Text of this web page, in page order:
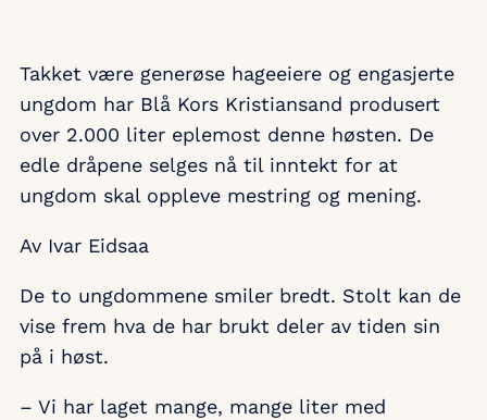
Takket være generøse hageeiere og engasjerte
ungdom har Blå Kors Kristiansand produsert
over 2.000 liter eplemost denne høsten. De
edle dråpene selges nå til inntekt for at
ungdom skal oppleve mestring og mening.
Av Ivar Eidsaa
De to ungdommene smiler bredt. Stolt kan de
vise frem hva de har brukt deler av tiden sin
på i høst.
– Vi har laget mange, mange liter med